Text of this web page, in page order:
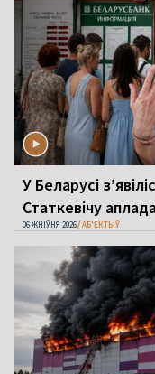
У Беларусі
Статкевічу
06 ЖНІЎНЯ 2026 АБ'ЕКТЫЎ